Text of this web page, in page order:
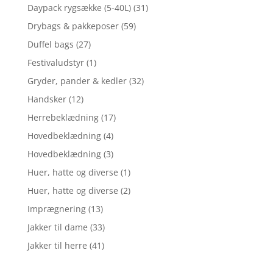
Daypack rygsække (5-40L) (31)
Drybags & pakkeposer (59)
Duffel bags (27)
Festivaludstyr (1)
Gryder, pander & kedler (32)
Handsker (12)
Herrebeklædning (17)
Hovedbeklædning (4)
Hovedbeklædning (3)
Huer, hatte og diverse (1)
Huer, hatte og diverse (2)
Imprægnering (13)
Jakker til dame (33)
Jakker til herre (41)